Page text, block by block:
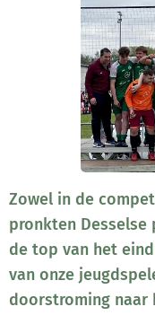
Zowel in de
pronkten Desselse
de top van het
van onze
doorstroming naar